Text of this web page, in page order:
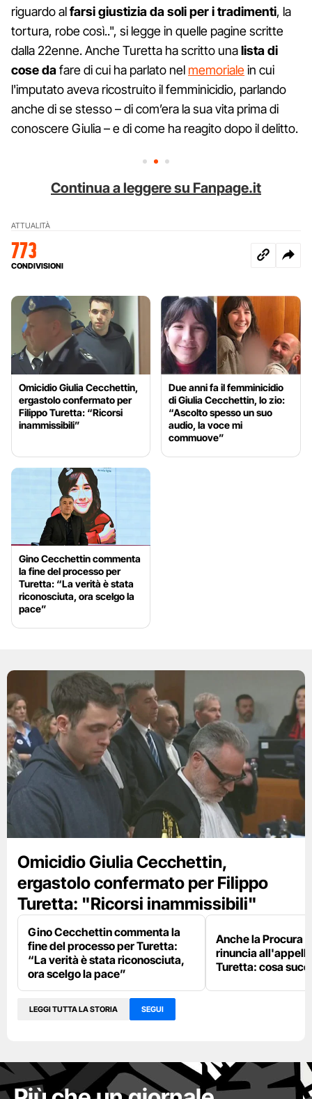
riguardo alfarsi giustizia da soli per i tradimenti, la
tortura, robe così..", si legge in quelle pagine scritte
dalla 22enne. Anche Turetta ha scritto unalista di
cose dafare di cui ha parlato nel memorialein cui
l'imputato aveva ricostruito il femminicidio, parlando
anche di se stesso – di com’era la sua vita prima di
conoscere Giulia – e di come ha reagito dopo il delitto.
Continua a leggere su Fanpage.it
ATTUALITÀ
773
CONDIVISIONI
Omicidio Giulia Cecchettin,
ergastolo confermato per
Filippo Turetta: “Ricorsi
inammissibili”
Due anni fa il femminicidio
di Giulia Cecchettin, lo zio:
“Ascolto spesso un suo
audio, la voce mi
commuove”
Gino Cecchettin commenta
la fine del processo per
Turetta: “La verità è stata
riconosciuta, ora scelgo la
pace”
Omicidio Giulia Cecchettin,
ergastolo confermato per Filippo
Turetta: "Ricorsi inammissibili"
Gino Cecchettin commenta la
fine del processo per Turetta:
“La verità è stata riconosciuta,
ora scelgo la pace”
Anche la Procura
rinuncia
Turetta: cosa
LEGGI TUTTA LA STORIA SEGUI